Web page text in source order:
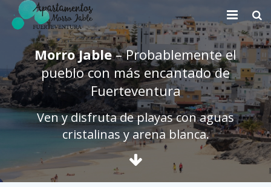
Novedades Morro Jable
Contacto / Localización
Morro Jable– Probablemente el
pueblo con más encantado de
Fuerteventura
Ven y disfruta de playas con aguas
cristalinas y arena blanca.